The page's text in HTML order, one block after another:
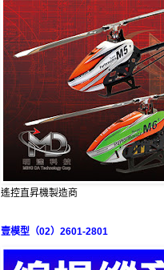
遙控直昇機製造商
壹模型（02）2601-2801